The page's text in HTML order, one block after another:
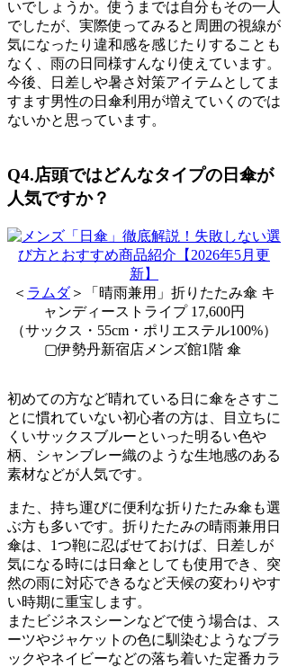
いでしょうか。使うまでは自分もその一人
でしたが、実際使ってみると周囲の視線が
気になったり違和感を感じたりすることも
なく、雨の日同様すんなり使えています。
今後、日差しや暑さ対策アイテムとしてま
すます男性の日傘利用が増えていくのでは
ないかと思っています。
Q4.店頭ではどんなタイプの日傘が
人気ですか？
＜ ラムダ＞「晴雨兼用」折りたたみ傘 キ
ャンディーストライプ 17,600円
（サックス・55cm・ポリエステル100%）
▢伊勢丹新宿店メンズ館1階 傘
初めての方など晴れている日に傘をさすこ
とに慣れていない初心者の方は、目立ちに
くいサックスブルーといった明るい色や
柄、シャンブレー織のような生地感のある
素材などが人気です。
また、持ち運びに便利な折りたたみ傘も選
ぶ方も多いです。折りたたみの晴雨兼用日
傘は、1つ鞄に忍ばせておけば、日差しが
気になる時には日傘としても使用でき、突
然の雨に対応できるなど天候の変わりやす
い時期に重宝します。
またビジネスシーンなどで使う場合は、ス
ーツやジャケットの色に馴染むようなブラ
ックやネイビーなどの落ち着いた定番カラ